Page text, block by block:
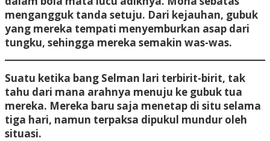
mengangguk tanda setuju. Dari kejauhan, gubuk
yang mereka tempati menyemburkan asap dari
tungku, sehingga mereka semakin was-was.
Suatu ketika bang Selman lari terbirit-birit, tak
tahu dari mana arahnya menuju ke gubuk tua
mereka. Mereka baru saja menetap di situ selama
tiga hari, namun terpaksa dipukul mundur oleh
situasi.